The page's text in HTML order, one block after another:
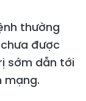
thường
được
sớm dẫn tới
mạng.